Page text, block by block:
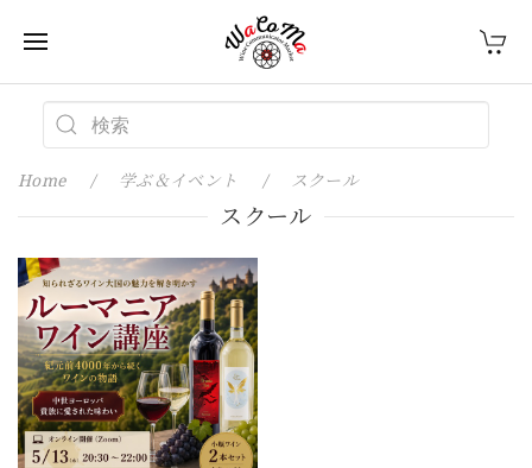
Home 学ぶ＆イベント スクール
スクール